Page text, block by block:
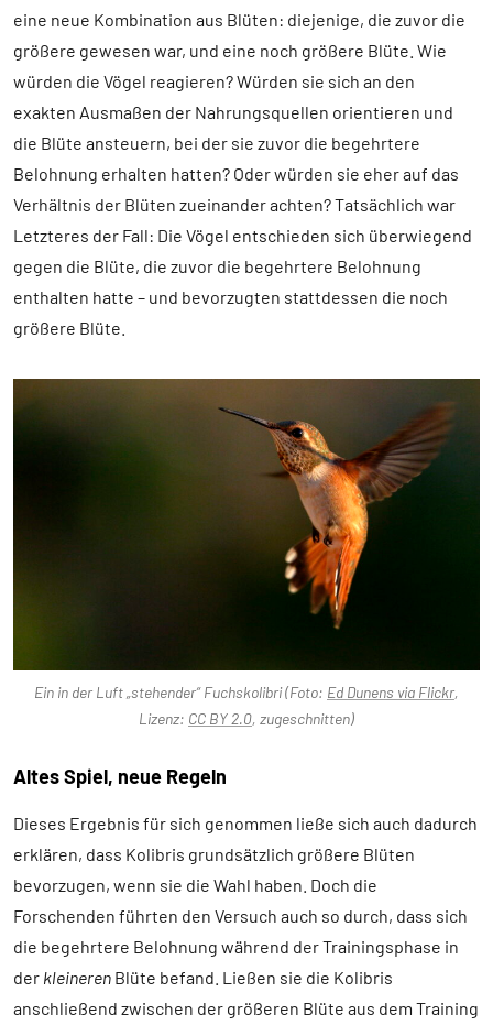
eine neue Kombination aus Blüten: diejenige, die zuvor die
größere gewesen war, und eine noch größere Blüte. Wie
würden die Vögel reagieren? Würden sie sich an den
exakten Ausmaßen der Nahrungsquellen orientieren und
die Blüte ansteuern, bei der sie zuvor die begehrtere
Belohnung erhalten hatten? Oder würden sie eher auf das
Verhältnis der Blüten zueinander achten? Tatsächlich war
Letzteres der Fall: Die Vögel entschieden sich überwiegend
gegen die Blüte, die zuvor die begehrtere Belohnung
enthalten hatte – und bevorzugten stattdessen die noch
größere Blüte.
Ein in der Luft „stehender“ Fuchskolibri (Foto: Ed Dunens via Flickr,
Lizenz: CC BY 2.0, zugeschnitten)
Altes Spiel, neue Regeln
Dieses Ergebnis für sich genommen ließe sich auch dadurch
erklären, dass Kolibris grundsätzlich größere Blüten
bevorzugen, wenn sie die Wahl haben. Doch die
Forschenden führten den Versuch auch so durch, dass sich
die begehrtere Belohnung während der Trainingsphase in
der kleineren Blüte befand. Ließen sie die Kolibris
anschließend zwischen der größeren Blüte aus dem Training